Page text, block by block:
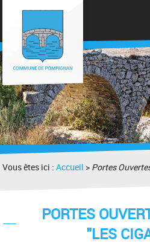
Vous êtes ici :Accueil > Portes
PORTES
"LES